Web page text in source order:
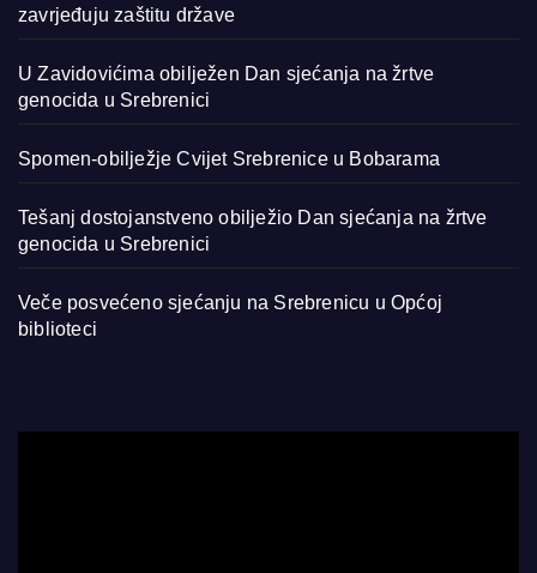
zavrjeđuju zaštitu države
U Zavidovićima obilježen Dan sjećanja na žrtve
genocida u Srebrenici
Spomen-obilježje Cvijet Srebrenice u Bobarama
Tešanj dostojanstveno obilježio Dan sjećanja na žrtve
genocida u Srebrenici
Veče posvećeno sjećanju na Srebrenicu u Općoj
biblioteci